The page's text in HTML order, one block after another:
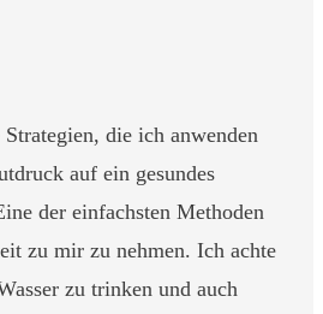
die ich anwenden
auf ein gesundes
der einfachsten Methoden
zu mir zu nehmen. Ich achte
zu trinken und auch